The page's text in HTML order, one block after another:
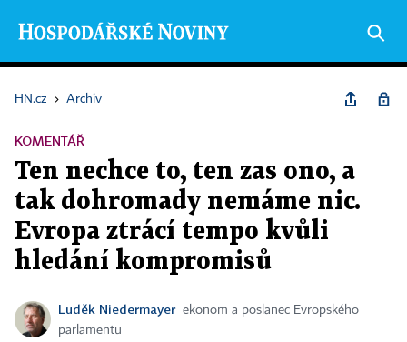
HN.cz › Archiv
KOMENTÁŘ
Ten nechce to, ten zas ono, a
tak dohromady nemáme nic.
Evropa ztrácí tempo kvůli
hledání kompromisů
Luděk Niedermayer ekonom a poslanec Evropského
parlamentu